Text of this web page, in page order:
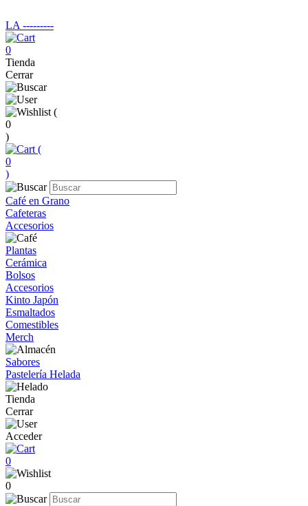
LA ‑‑‑‑‑‑‑‑‑
0
Tienda
Cerrar
(
0
)
(
0
)
Café en Grano
Cafeteras
Accesorios
Plantas
Cerámica
Bolsos
Accesorios
Kinto Japón
Esmaltados
Comestibles
Merch
Sabores
Pastelería Helada
Tienda
Cerrar
Acceder
0
0